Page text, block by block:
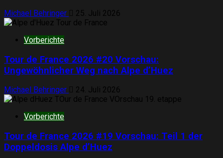
Michael Behringer 25. Juli 2026
Vorberichte
Tour de France 2026 #20 Vorschau:
Ungewöhnlicher Weg nach Alpe d’Huez
Michael Behringer 24. Juli 2026
Vorberichte
Tour de France 2026 #19 Vorschau: Teil 1 der
Doppeldosis Alpe d’Huez